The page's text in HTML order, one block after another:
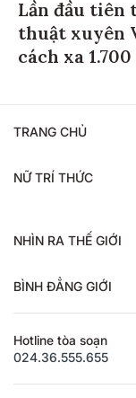
Lần đầu tiên
thuật xuyên
cách xa
TRANG CHỦ
NỮ TRÍ THỨC
NHÌN RA THẾ GIỚI
BÌNH ĐẲNG GIỚI
Hotline tòa soạn
024.36.555.655